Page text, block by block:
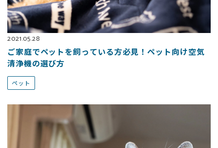
2021.05.28
ご家庭でペットを飼っている方必見！ペット向け空気
清浄機の選び方
ペット